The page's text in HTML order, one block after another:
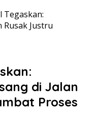
Tegaskan:
Rusak Justru
di Jalan
Proses